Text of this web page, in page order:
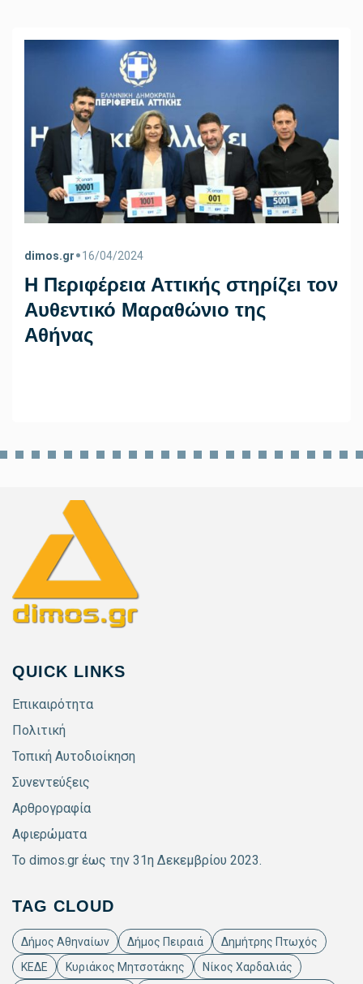
dimos.gr•16/04/2024
Η Περιφέρεια Αττικής στηρίζει τον
Αυθεντικό Μαραθώνιο της
Αθήνας
QUICK LINKS
Επικαιρότητα
Πολιτική
Τοπική Αυτοδιοίκηση
Συνεντεύξεις
Αρθρογραφία
Αφιερώματα
Το dimos.gr έως την 31η Δεκεμβρίου 2023.
TAG CLOUD
Δήμος Αθηναίων Δήμος Πειραιά
Δημήτρης Πτωχός
ΚΕΔΕ
Κυριάκος Μητσοτάκης
Νίκος Χαρδαλιάς